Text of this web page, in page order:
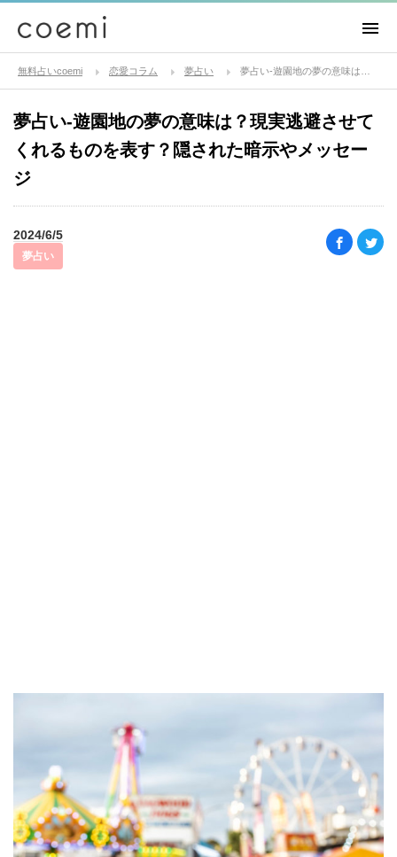
無料占いcoemi 恋愛コラム 夢占い
夢占い-遊園地の夢の意味は？現実逃避させて
くれるものを表す？隠された暗示やメッセー
ジ
2024/6/5
夢占い